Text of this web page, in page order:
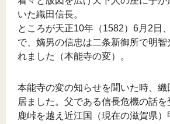
いた織田信長。
ところが天正10年（1582）6月2日
で、嫡男の信忠は二条新御所で明智
れました（本能寺の変）。
本能寺の変の知らせを聞いた時、織
居ました。父である信長危機の話
鹿峠を越え近江国（現在の滋賀県